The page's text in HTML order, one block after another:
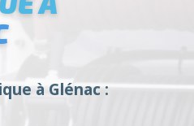
à Glénac :